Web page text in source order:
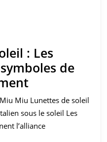
: Les
de
Élégance
sous
le
soleil
Miu Lunettes de soleil
sous le soleil Les
l’alliance